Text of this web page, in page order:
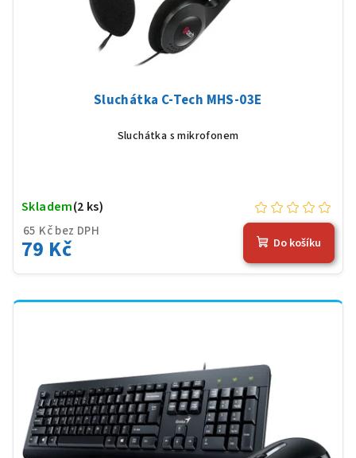
Sluchátka C-Tech MHS-03E
Sluchátka s mikrofonem
65 Kč bez DPH
79 Kč
Skladem(2 ks)
Do košíku